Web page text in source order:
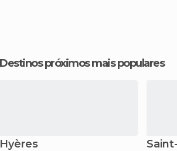
Destinos próximos mais populares
Hyères